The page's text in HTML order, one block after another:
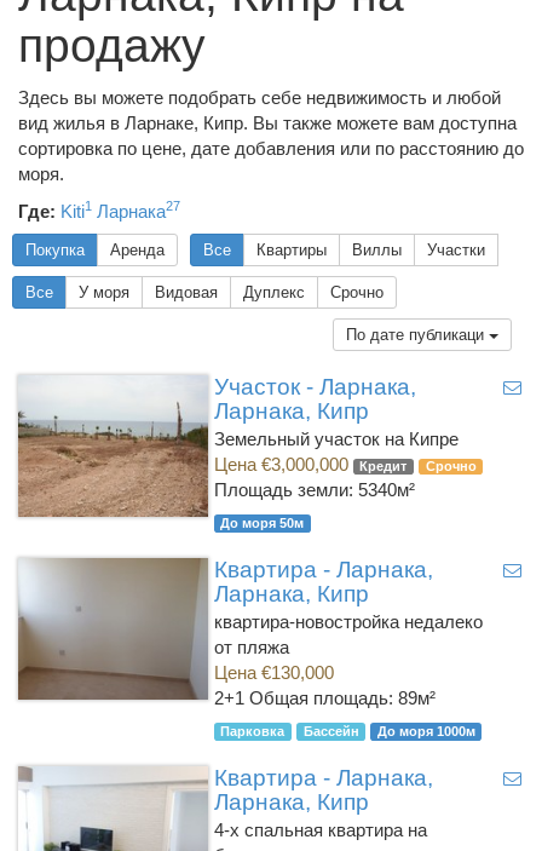
продажу
Здесь вы можете подобрать себе недвижимость и любой
вид жилья в Ларнаке, Кипр. Вы также можете вам доступна
сортировка по цене, дате добавления или по расстоянию до
моря.
Где: Kiti1 Ларнака27
Покупка Аренда Все Квартиры Виллы Участки
Все У моря Видовая Дуплекс Срочно
По дате публикаци
Участок - Ларнака,
Ларнака, Кипр
Земельный участок на Кипре
Цена €3,000,000
Кредит Срочно
Площадь земли: 5340м²
До моря 50м
Квартира - Ларнака,
Ларнака, Кипр
квартира-новостройка недалеко
от пляжа
Цена €130,000
2+1 Общая площадь: 89м²
Парковка Бассейн До моря 1000м
Квартира - Ларнака,
Ларнака, Кипр
4-х спальная квартира на